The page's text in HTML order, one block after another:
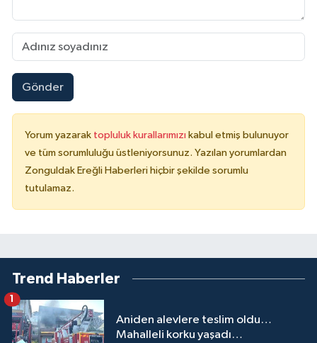
Gönder
Yorum yazarak topluluk kurallarımızı kabul etmiş bulunuyor
ve tüm sorumluluğu üstleniyorsunuz. Yazılan yorumlardan
Zonguldak Ereğli Haberleri hiçbir şekilde sorumlu
tutulamaz.
Trend Haberler
Aniden alevlere teslim oldu…
Mahalleli korku yaşadı…
1